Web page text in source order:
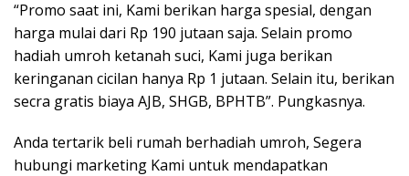
“Promo saat ini, Kami berikan harga spesial, dengan
harga mulai dari Rp 190 jutaan saja. Selain promo
hadiah umroh ketanah suci, Kami juga berikan
keringanan cicilan hanya Rp 1 jutaan. Selain itu, berikan
secra gratis biaya AJB, SHGB, BPHTB”. Pungkasnya.
Anda tertarik beli rumah berhadiah umroh, Segera
hubungi marketing Kami untuk mendapatkan